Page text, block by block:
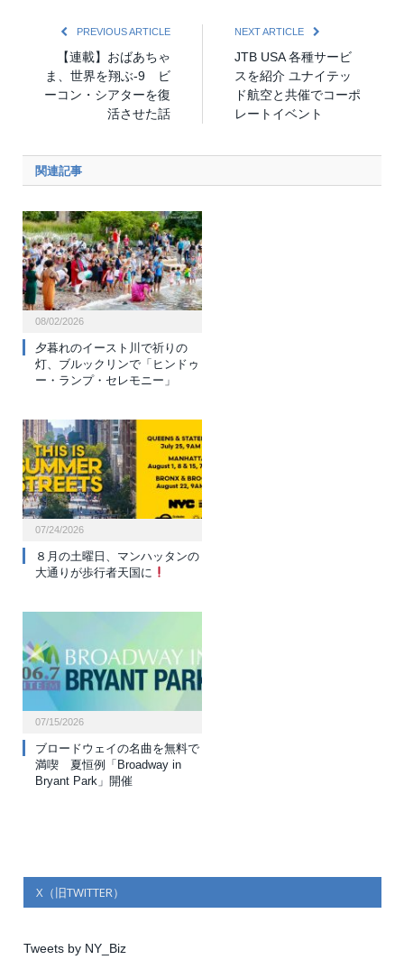
PREVIOUS ARTICLE
【連載】おばあちゃ
ま、世界を翔ぶ-9 ビ
ーコン・シアターを復
活させた話
NEXT ARTICLE
JTB USA 各種サービ
スを紹介 ユナイテッ
ド航空と共催でコーポ
レートイベント
関連記事
08/02/2026
夕暮れのイースト川で祈りの
灯、ブルックリンで「ヒンドゥ
ー・ランプ・セレモニー」
07/24/2026
８月の土曜日、マンハッタンの
大通りが歩行者天国に
07/15/2026
ブロードウェイの名曲を無料で
満喫 夏恒例「Broadway in
Bryant Park」開催
X（旧TWITTER）
Tweets by NY_Biz